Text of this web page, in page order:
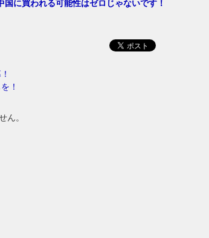
国に買われる可能性はゼロじゃないです！
！
ん。